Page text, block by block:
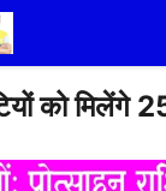
को मिलेंगे